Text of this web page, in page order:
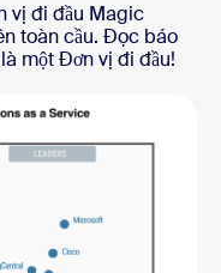
vị đi đầu Magic
toàn cầu. Đọc báo
một Đơn vị đi đầu!